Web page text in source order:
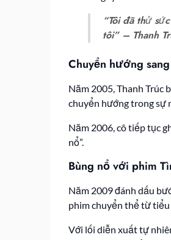
“Tôi đã thử
tôi” – Thanh
Chuyển hướng
Năm 2005, Thanh Trúc
chuyển hướng trong sự
Năm 2006, cô tiếp tục
nổ”.
Bùng nổ với phim
Năm 2009 đánh dấu
phim chuyển thể từ
Với lối diễn xuất tự